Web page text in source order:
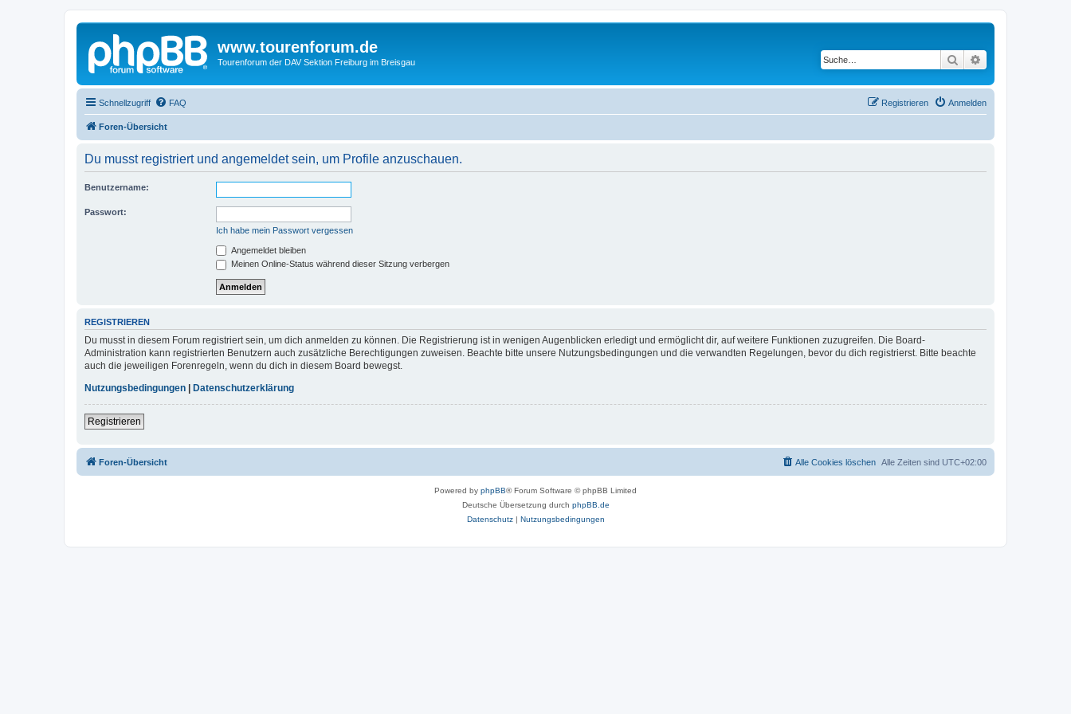
www.tourenforum.de
Tourenforum der DAV Sektion Freiburg im Breisgau Suche
Schnellzugriff FAQ Anmelden
Registrieren
Foren-Übersicht
Du musst registriert und angemeldet sein, um Profile anzuschauen.
Benutzername:
Passwort:
Ich habe mein Passwort vergessen
Angemeldet bleiben
Meinen Online-Status während dieser Sitzung verbergen
REGISTRIEREN
Du musst in diesem Forum registriert sein, um dich anmelden zu können. Die Registrierung ist in wenigen Augenblicken erledigt und ermöglicht dir, auf weitere Funktionen zuzugreifen. Die Board-
Administration kann registrierten Benutzern auch zusätzliche Berechtigungen zuweisen. Beachte bitte unsere Nutzungsbedingungen und die verwandten Regelungen, bevor du dich registrierst. Bitte beachte
auch die jeweiligen Forenregeln, wenn du dich in diesem Board bewegst.
Nutzungsbedingungen
Datenschutzerklärung
Registrieren
Foren-Übersicht Alle Zeiten sind UTC+02:00
Alle Cookies löschen
Powered by phpBB® Forum Software © phpBB Limited
Deutsche Übersetzung durch phpBB.de
Datenschutz| Nutzungsbedingungen